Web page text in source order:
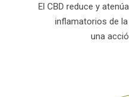
El CBD reduce y
inflamatorios de
una